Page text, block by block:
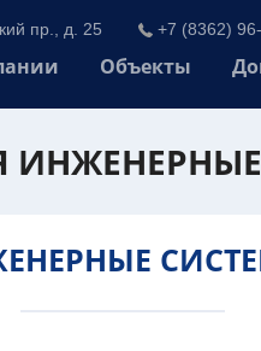
пр., д. 25 +7 (8362)
Объекты